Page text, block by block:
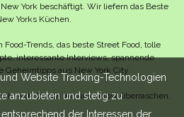
York beschäftigt. Wir liefern das Beste
Yorks Küchen.
Trends, das beste Street Food, tolle
interessante Interviews, spannende
Geheimtipps aus New York City.
– da lassen wir uns selbst überraschen.
Website Tracking-Technologien
anzubieten und stetig zu
der Interessen der